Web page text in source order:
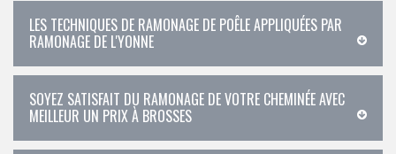
LES TECHNIQUES DE RAMONAGE DE POÊLE APPLIQUÉES PAR
RAMONAGE DE L'YONNE
SOYEZ SATISFAIT DU RAMONAGE DE VOTRE CHEMINÉE AVEC
MEILLEUR UN PRIX À BROSSES